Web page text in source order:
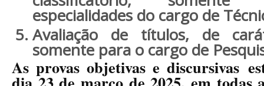
especialidades do cargo de
Avaliação de títulos, de
somente para o cargo de
As provas objetivas e discursivas